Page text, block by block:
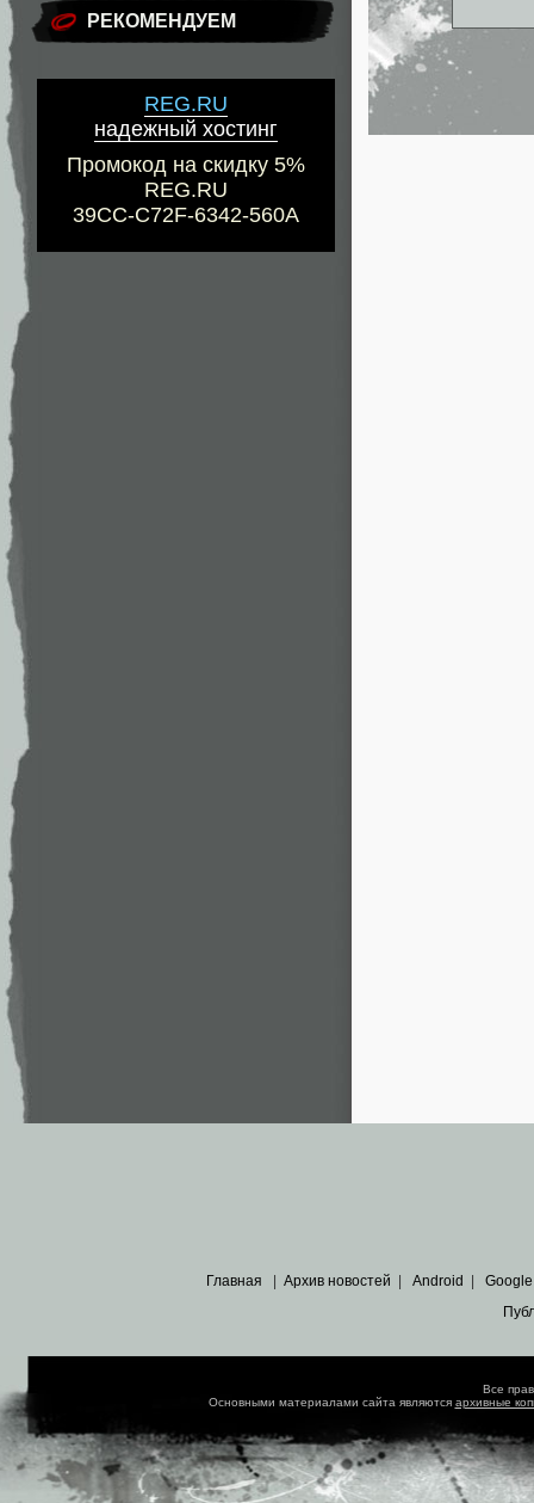
РЕКОМЕНДУЕМ
REG.RU
надежный хостинг
Промокод на скидку 5%
REG.RU
39CC-C72F-6342-560A
Главная Архив новостей Android Google
Все
Основными материалами сайта являются архивные